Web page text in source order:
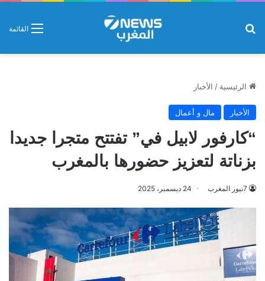
القائمة
الرئيسية / الأخبار
الأخبار مال و أعمال
“كارفور لابيل في” تفتتح متجرا جديدا
بزناتة لتعزيز حضورها بالمغرب
7نيوز المغرب 24 ديسمبر، 2025